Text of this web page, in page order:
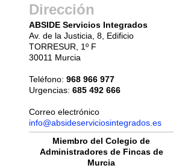
Dirección
ABSIDE Servicios Integrados
Av. de la Justicia, 8, Edificio
TORRESUR, 1º F
30011 Murcia
Teléfono: 968 966 977
Urgencias: 685 492 666
Correo electrónico
info@absideserviciosintegrados.es
Miembro del Colegio de
Administradores de Fincas de
Murcia